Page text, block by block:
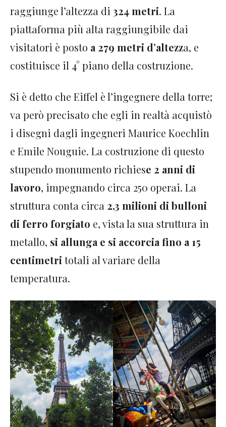
raggiunge l’altezza di 324 metri. La
piattaforma più alta raggiungibile dai
visitatori è posto a 279 metri d’altezza, e
costituisce il 4° piano della costruzione.
Si è detto che Eiffel è l’ingegnere della torre;
va però precisato che egli in realtà acquistò
i disegni dagli ingegneri Maurice Koechlin
e Emile Nouguie. La costruzione di questo
stupendo monumento richiese 2 anni di
lavoro, impegnando circa 250 operai. La
struttura conta circa 2,3 milioni di bulloni
di ferro forgiato e, vista la sua struttura in
metallo, si allunga e si accorcia fino a 15
centimetri totali al variare della
temperatura.